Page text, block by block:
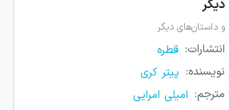
دیگر
و داستان‌های دیگر
انتشارات: قطره
نویسنده: پیتر کری
مترجم: امیلی امرایی